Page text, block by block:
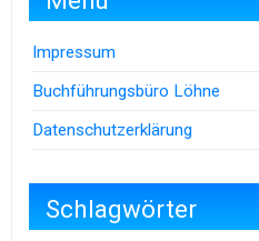
Impressum
Buchführungsbüro Löhne
Datenschutzerklärung
Schlagwörter